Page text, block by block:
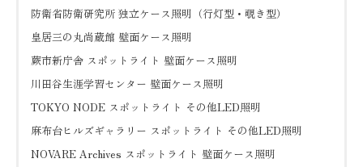
防衛省防衛研究所 独立ケース照明（行灯型・覗き型）
皇居三の丸尚蔵館 壁面ケース照明
蕨市新庁舎 スポットライト 壁面ケース照明
川田谷生涯学習センター 壁面ケース照明
TOKYO NODE スポットライト その他LED照明
麻布台ヒルズギャラリー スポットライト その他LED照明
NOVARE Archives スポットライト 壁面ケース照明